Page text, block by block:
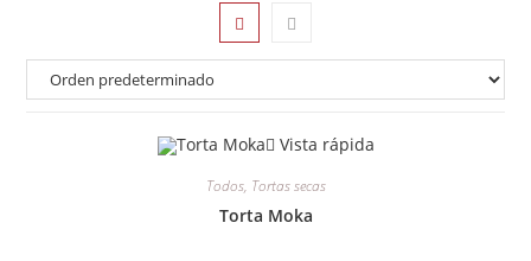
Vista rápida
Todos, Tortas secas
Torta Moka